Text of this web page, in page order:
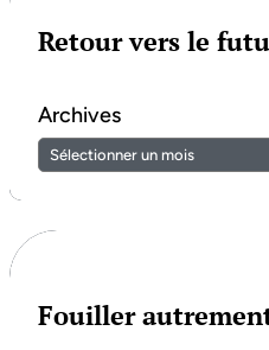
Retour vers le
Archives
Fouiller